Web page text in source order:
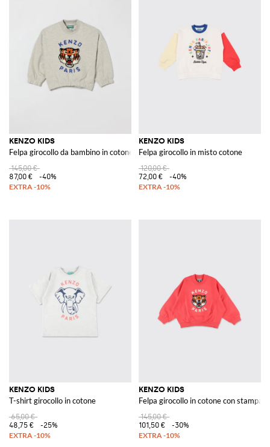
KENZO KIDS
Felpa girocollo da bambino in cotone con stampa fauna e logo
145,00 €
87,00 €
-40%
KENZO KIDS
Felpa girocollo in misto cotone
120,00 €
72,00 €
-40%
KENZO KIDS
T-shirt girocollo in cotone
65,00 €
48,75 €
-25%
KENZO KIDS
Felpa girocollo in cotone con stampa
145,00 €
101,50 €
-30%